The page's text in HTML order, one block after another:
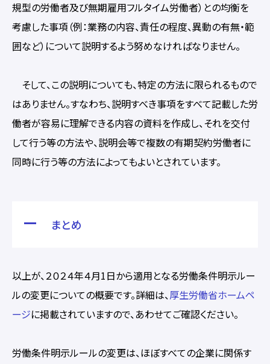
規型の労働者及び無期雇用フルタイム労働者）との均衡を
考慮した事項（例：業務の内容、責任の程度、異動の有無・範
囲など）について説明するよう努めなければなりません。
そして、この説明についても、特定の方法に限られるもので
はありません。すなわち、説明すべき事項をすべて記載した労
働者が容易に理解できる内容の資料を作成し、それを交付
して行う等の方法や、説明会等で複数の有期契約労働者に
同時に行う等の方法によってもよいとされています。
まとめ
以上が、２０２４年４月1日から適用となる労働条件明示ルー
ルの変更についての概要です。詳細は、厚生労働省ホームペ
ージに掲載されていますので、あわせてご確認ください。
労働条件明示ルールの変更は、ほぼすべての企業に関係す